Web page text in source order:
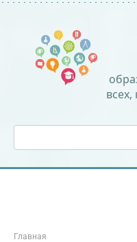
Перейти
контенту
всех,
Поиск:
Главная